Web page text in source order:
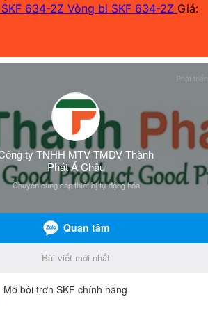
Vòng bi SKF 634-2Z Giá: